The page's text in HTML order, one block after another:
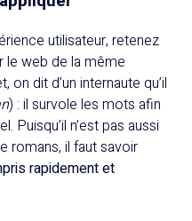
utilisateur, retenez
le web de la même
dit d’un internaute qu’il
) : il survole les mots afin
Puisqu’il n’est pas aussi
romans, il faut savoir
rapidement et